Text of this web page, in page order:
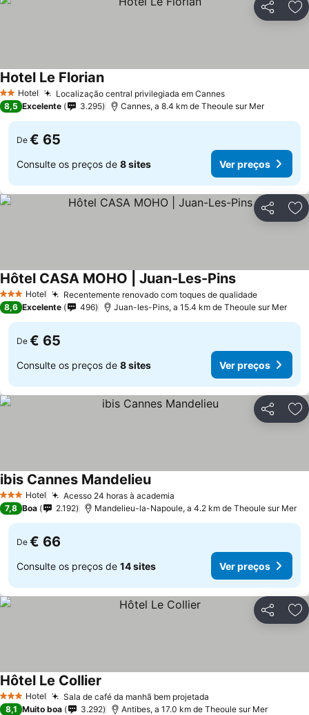
Partilhar
2 Estrelas
Hotel Localização central privilegiada em Cannes
Hotel Le Florian
8,5 Excelente 3.295 Cannes, a 8.4 km de Theoule sur Mer
De € 65
Consulte os preços de 8 sites Ver preços
Partilhar
3 EstrelasHotel Recentemente renovado com toques de qualidade
Hôtel CASA MOHO | Juan-Les-Pins
8,6 Excelente 496 Juan-les-Pins, a 15.4 km de Theoule sur Mer
De € 65
Consulte os preços de 8 sites Ver preços
Partilhar
3 EstrelasHotel Acesso 24 horas à academia
ibis Cannes Mandelieu
7,8 Boa 2.192 Mandelieu-la-Napoule, a 4.2 km de Theoule sur Mer
De € 66
Consulte os preços de 14 sites Ver preços
Partilhar
3 EstrelasHotel Sala de café da manhã bem projetada
Hôtel Le Collier
8,1 Muito boa 3.292 Antibes, a 17.0 km de Theoule sur Mer